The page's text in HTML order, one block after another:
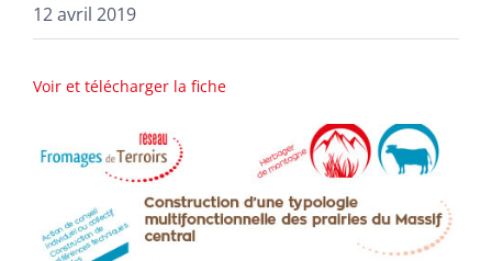
12 avril 2019
Voir et télécharger la fiche